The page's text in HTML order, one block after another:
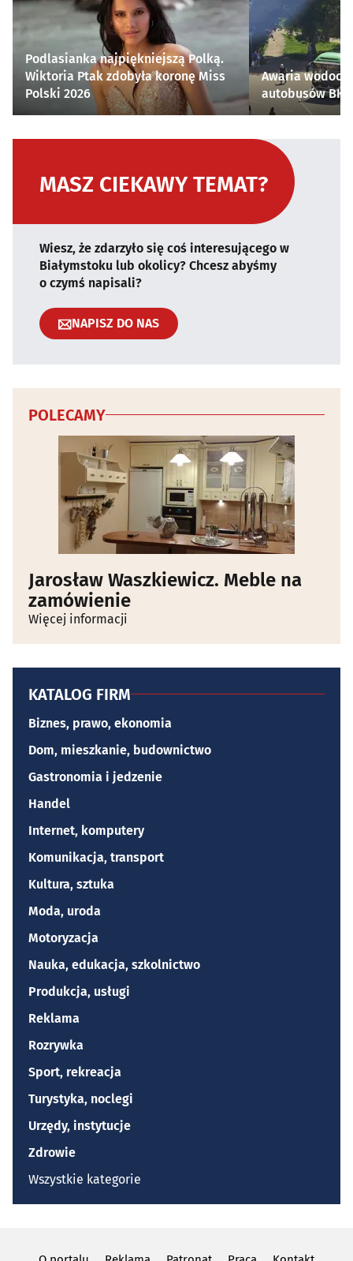
Podlasianka najpiękniejszą Polką.
Wiktoria Ptak zdobyła koronę Miss
Polski 2026
Awaria
autobusów
MASZ CIEKAWY TEMAT?
Wiesz, że zdarzyło się coś interesującego w
Białymstoku lub okolicy? Chcesz abyśmy
o czymś napisali?
NAPISZ DO NAS
POLECAMY
Jarosław Waszkiewicz. Meble na
zamówienie
Więcej informacji
KATALOG FIRM
Biznes, prawo, ekonomia
Dom, mieszkanie, budownictwo
Gastronomia i jedzenie
Handel
Internet, komputery
Komunikacja, transport
Kultura, sztuka
Moda, uroda
Motoryzacja
Nauka, edukacja, szkolnictwo
Produkcja, usługi
Reklama
Rozrywka
Sport, rekreacja
Turystyka, noclegi
Urzędy, instytucje
Zdrowie
Wszystkie kategorie